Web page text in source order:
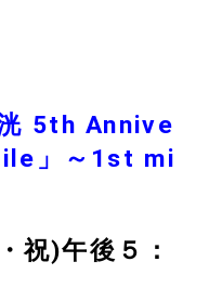
5th Annive
」～1st mi
祝)午後５：